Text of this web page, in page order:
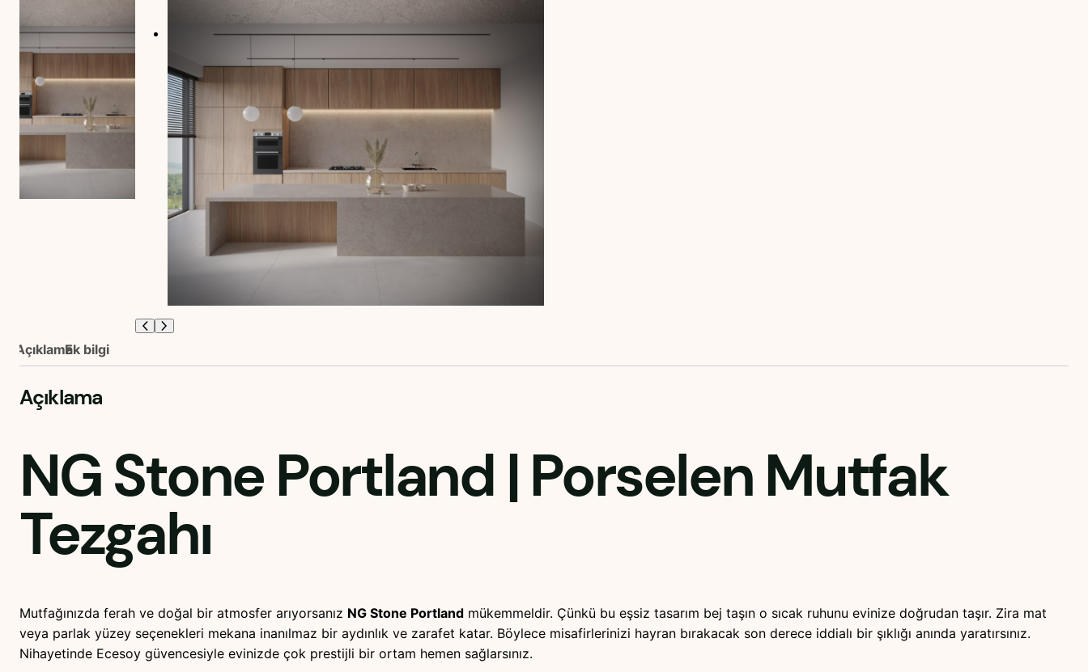
AçıklamaEk bilgi
Açıklama
NG Stone Portland | Porselen Mutfak
Tezgahı
Mutfağınızda ferah ve doğal bir atmosfer arıyorsanız NG Stone Portland mükemmeldir. Çünkü bu eşsiz tasarım bej taşın o sıcak ruhunu evinize doğrudan taşır. Zira mat
veya parlak yüzey seçenekleri mekana inanılmaz bir aydınlık ve zarafet katar. Böylece misafirlerinizi hayran bırakacak son derece iddialı bir şıklığı anında yaratırsınız.
Nihayetinde Ecesoy güvencesiyle evinizde çok prestijli bir ortam hemen sağlarsınız.